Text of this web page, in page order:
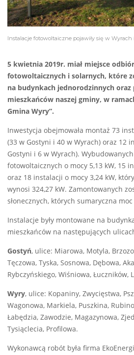
Instalacje fotowoltaiczne pojawiły się w
5 kwietnia 2019r. miał miejsce
fotowoltaicznych i solarnych, które
na budynkach jednorodzinnych oraz
mieszkańców naszej gminy, w
Gmina Wyry”.
Inwestycja obejmowała montaż 73
(33 w Gostyni i 40 w Wyrach) oraz 12
Gostyni i 6 w Wyrach).
fotowoltaicznych o mocy 5,13 kW, 15
oraz 18 instalacji o mocy 3,24 kW,
wynosi 324,27 kW. Zamontowanych
słonecznych, których sumaryczna
Instalacje były montowane na
mieszkańców na następujących
Gostyń, ulice: Miarowa, Motyla,
Tęczowa, Tyska, Sosnowa, Dębowa,
Rybczyńskiego, Wiśniowa, Łuczników,
Wyry, ulice: Kopaniny, Zwycięstwa,
Wagonowa, Markiela, Puszkina,
Łabędzia, Zawodzie, Magazynowa,
Tysiąclecia, Profilowa.
Wykonawcą robót była firma